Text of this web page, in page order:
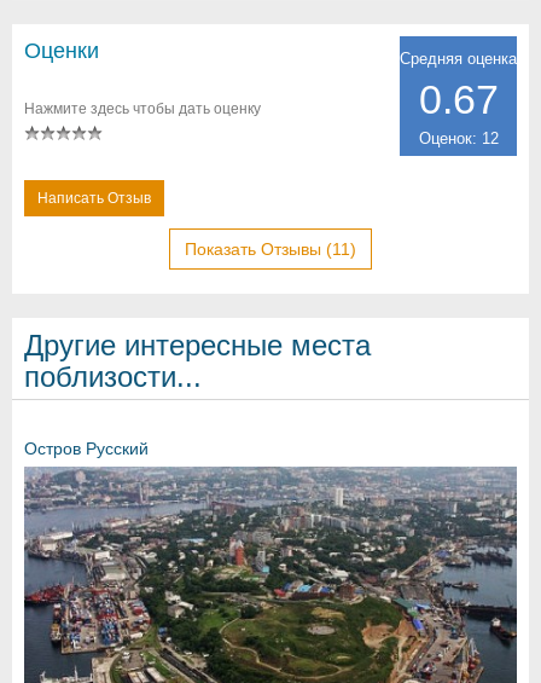
Средняя оценка
0.67
Оценок: 12
Оценки
Нажмите здесь чтобы дать оценку
Написать Отзыв
Показать Отзывы (11)
Другие интересные места
поблизости...
Остров Русский